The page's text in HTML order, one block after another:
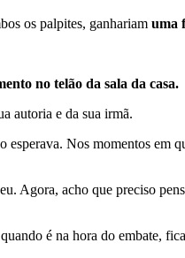
os palpites, ganhariam uma
no telão da sala da casa.
autoria e da sua irmã.
Nos momentos em
acho que preciso
é na hora do embate,